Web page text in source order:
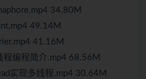
34.80M
49.14M
41.16M
编程简介.mp4 68.56M
实现多线程.mp4 30.64M